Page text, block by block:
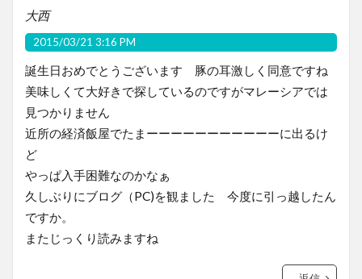
大西
2015/03/21 3:16 PM
誕生日おめでとうございます 豚の耳激しく同意ですね
美味しくて大好きで探しているのですがマレーシアでは
見つかりません
近所の経済飯屋でたまーーーーーーーーーーーに出るけ
ど
やっぱ入手困難なのかなぁ
久しぶりにブログ（PC)を観ました 今度に引っ越したん
ですか。
またじっくり読みますね